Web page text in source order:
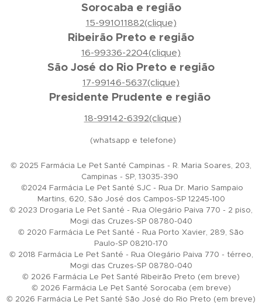
Sorocaba e região
15-991011882(clique)
Ribeirão Preto e região
16-99336-2204(clique)
São José do Rio Preto e região
17-99146-5637(clique)
Presidente Prudente e região
18-99142-6392(clique)
(whatsapp e telefone)
© 2025 Farmácia Le Pet Santé Campinas - R. Maria Soares, 203,
Campinas - SP, 13035-390
©2024 Farmácia Le Pet Santé SJC - Rua Dr. Mario Sampaio
Martins, 620, São José dos Campos-SP 12245-100
© 2023 Drogaria Le Pet Santé - Rua Olegário Paiva 770 - 2 piso,
Mogi das Cruzes-SP 08780-040
© 2020 Farmácia Le Pet Santé - Rua Porto Xavier, 289, São
Paulo-SP 08210-170
© 2018 Farmácia Le Pet Santé - Rua Olegário Paiva 770 - térreo,
Mogi das Cruzes-SP 08780-040
© 2026 Farmácia Le Pet Santé Ribeirão Preto (em breve)
© 2026 Farmácia Le Pet Santé Sorocaba (em breve)
© 2026 Farmácia Le Pet Santé São José do Rio Preto (em breve)